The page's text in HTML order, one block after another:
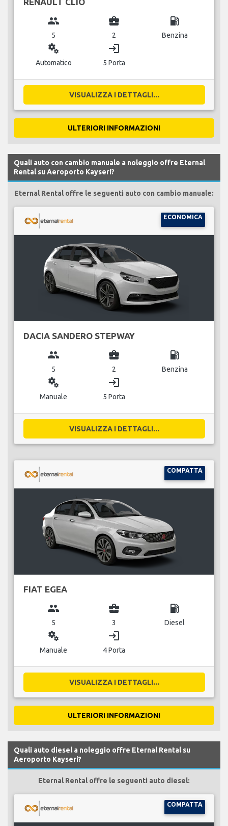
group
5
business_center
2
local_gas_station
Benzina
miscellaneous_services
Automatico
login
5 Porta
VISUALIZZA I DETTAGLI...
ULTERIORI INFORMAZIONI
Quali auto con cambio manuale a noleggio offre Eternal
Rental su Aeroporto Kayseri?
Eternal Rental offre le seguenti auto con cambio manuale:
ECONOMICA
DACIA SANDERO STEPWAY
group
5
business_center
2
local_gas_station
Benzina
miscellaneous_services
Manuale
login
5 Porta
VISUALIZZA I DETTAGLI...
COMPATTA
FIAT EGEA
group
5
business_center
3
local_gas_station
Diesel
miscellaneous_services
Manuale
login
4 Porta
VISUALIZZA I DETTAGLI...
ULTERIORI INFORMAZIONI
Quali auto diesel a noleggio offre Eternal Rental su
Aeroporto Kayseri?
Eternal Rental offre le seguenti auto diesel:
COMPATTA